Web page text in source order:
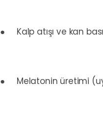
● Kalp atışı ve kan
● Melatonin üretimi